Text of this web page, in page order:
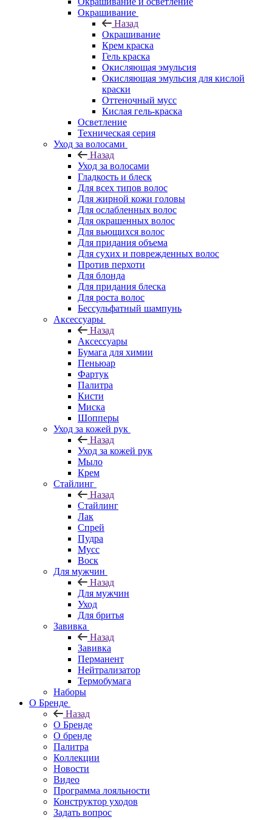
Окрашивание
Назад
Окрашивание
Крем краска
Гель краска
Окисляющая эмульсия
Окисляющая эмульсия для кислой
краски
Оттеночный мусс
Кислая гель-краска
Осветление
Техническая серия
Уход за волосами
Назад
Уход за волосами
Гладкость и блеск
Для всех типов волос
Для жирной кожи головы
Для ослабленных волос
Для окрашенных волос
Для вьющихся волос
Для придания объема
Для сухих и поврежденных волос
Против перхоти
Для блонда
Для придания блеска
Для роста волос
Бессульфатный шампунь
Аксессуары
Назад
Аксессуары
Бумага для химии
Пеньюар
Фартук
Палитра
Кисти
Миска
Шопперы
Уход за кожей рук
Назад
Уход за кожей рук
Мыло
Крем
Стайлинг
Назад
Стайлинг
Лак
Спрей
Пудра
Мусс
Воск
Для мужчин
Назад
Для мужчин
Уход
Для бритья
Завивка
Назад
Завивка
Перманент
Нейтрализатор
Термобумага
Наборы
О Бренде
Назад
О Бренде
О бренде
Палитра
Коллекции
Новости
Видео
Программа лояльности
Конструктор уходов
Задать вопрос